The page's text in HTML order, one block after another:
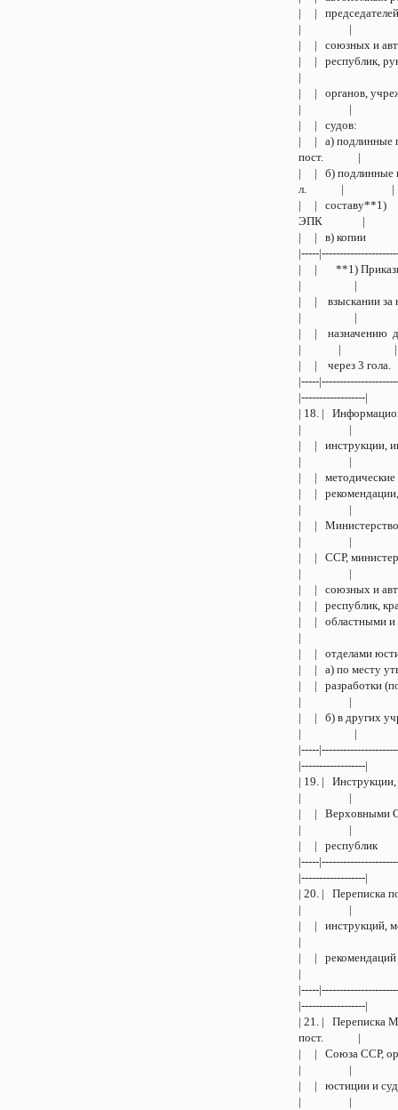
| |
| |
| |
| |
|
| |
| |
| |
| | а)
пост. |
| | б)
л. | |
| |
ЭПК |
| | в)
|-----
| | **1)
| |
| | взыскании
| |
| | назначению
| |
| |
|-----
|------------------|
| 18. |
| |
| |
| |
| |
| |
| |
| |
| |
| | ССР,
| |
| |
| |
| |
|
| |
| | а) по
| |
| |
| | б) в
| |
|-----
|------------------|
| 19. |
| |
| |
| |
| |
|-----
|------------------|
| 20. |
| |
| |
|
| |
|
|-----
|------------------|
| 21. |
пост. |
| | Союза
| |
| |
| |